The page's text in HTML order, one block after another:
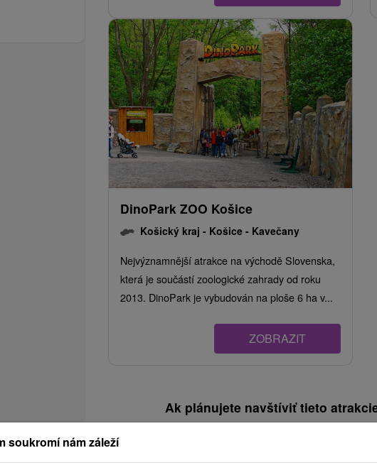
DinoPark ZOO Košice
Košický kraj - Košice - Kavečany
Nejvýznamnější atrakce na východě Slovenska,
která je součástí zoologické zahrady od roku
2013. DinoPark je vybudován na ploše 6 ha v...
ZOBRAZIT
Ak plánujete navštíviť tieto
soukromí nám záleží